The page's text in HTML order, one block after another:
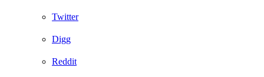
Twitter
Digg
Reddit